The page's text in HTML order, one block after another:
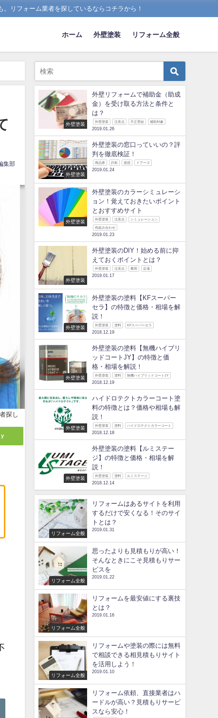
リフォーム業者を探しているならコチラから！
ホーム 外壁塗装 リフォーム全般
集部
探し
外壁塗装
外壁リフォームで補助金（助成
金）を受け取る方法と条件と
は？
外壁塗装 注意点 不正受給 補助対象
2019.01.26
外壁塗装
外壁塗装の窓口っていいの？評
判を徹底検証！
商品券 詐欺 迷惑 ドアーズ
2019.01.24
外壁塗装
外壁塗装のカラーシミュレーシ
ョン！覚えておきたいポイント
とおすすめサイト
外壁塗装 注意点 シミュレーション
色組み合わせ
2019.01.23
外壁塗装
外壁塗装のDIY！始める前に抑
えておくポイントとは？
外壁塗装 注意点 費用 足場
2019.01.17
外壁塗装
外壁塗装の塗料【KFスーパー
セラ】の特徴と価格・相場を解
説！
外壁塗装 塗料 KFスーパーセラ
2018.12.19
外壁塗装
外壁塗装の塗料【無機ハイブリ
ッドコートJY】の特徴と価
格・相場を解説！
外壁塗装 塗料 無機ハイブリッドコートJY
2018.12.19
外壁塗装
ハイドロテクトカラーコート塗
料の特徴とは？価格や相場も解
説！
外壁塗装 塗料 ハイドロテクトカラーコート
2018.12.18
外壁塗装
外壁塗装の塗料【ルミステー
ジ】の特徴と価格・相場を解
説！
外壁塗装 塗料 ルミステージ
2018.12.14
リフォーム全般
リフォームはあるサイトを利用
するだけで安くなる！そのサイ
トとは？
2019.01.31
リフォーム全般
思ったよりも見積もりが高い！
そんなときにこそ見積もりサー
ビスを
2019.01.22
リフォーム全般
リフォームを最安値にする裏技
とは？
2019.01.16
リフォーム全般
リフォームや塗装の際には無料
で相談できる相見積もりサイト
を活用しよう！
2019.01.10
リフォーム依頼、直接業者はハ
ードルが高い？見積もりサービ
スなら安心！